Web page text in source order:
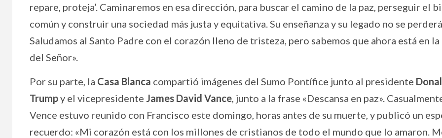
repare, proteja’. Caminaremos en esa dirección, para buscar el camino de la paz, perseguir el
común y construir una sociedad más justa y equitativa. Su enseñanza y su legado no se
Saludamos al Santo Padre con el corazón lleno de tristeza, pero sabemos que ahora está en la
del Señor».
Por su parte, la Casa Blanca compartió imágenes del Sumo Pontífice junto al presidente
Trumpy el vicepresidente James David Vance , junto a la frase «Descansa en paz».
Vence estuvo reunido con Francisco este domingo, horas antes de su muerte, y publicó un
recuerdo: «Mi corazón está con los millones de cristianos de todo el mundo que lo amaron.